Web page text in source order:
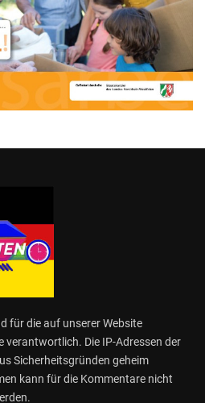
für die auf unserer Website
verantwortlich. Die IP-Adressen der
Sicherheitsgründen geheim
kann für die Kommentare nicht